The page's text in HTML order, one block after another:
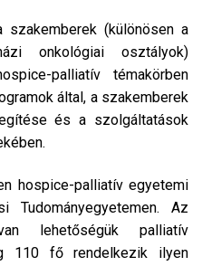
szakemberek (különösen a
onkológiai osztályok)
palliatív témakörben
által, a szakemberek
és a szolgáltatások
hospice-palliatív egyetemi
Az
lehetőségük palliatív
110 fő rendelkezik ilyen